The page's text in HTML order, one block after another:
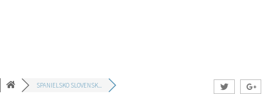
SPANIELSKO SLOVENSK...